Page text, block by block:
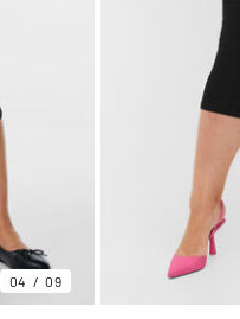
04 09